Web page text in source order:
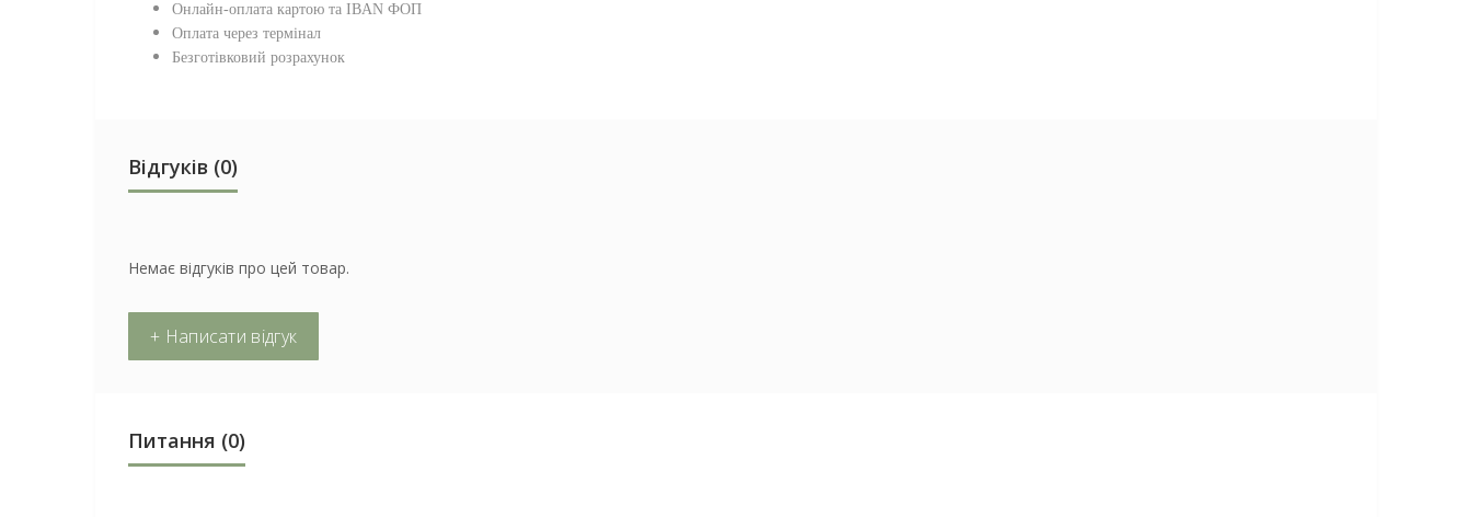
Онлайн-оплата картою та IBAN ФОП
Оплата через термінал
Безготівковий розрахунок
Відгуків (0)
Немає відгуків про цей товар.
+ Написати відгук
Питання (0)